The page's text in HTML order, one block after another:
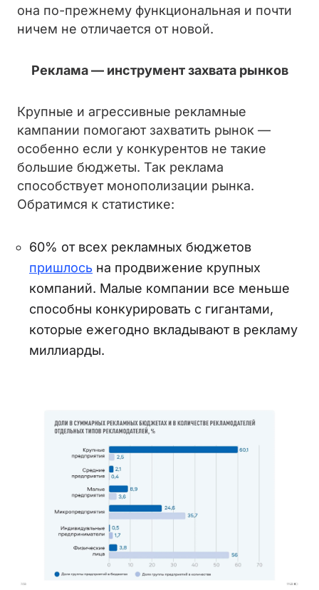
она по-прежнему функциональная и почти
ничем не отличается от новой.
Реклама — инструмент захвата рынков
Крупные и агрессивные рекламные
кампании помогают захватить рынок —
особенно если у конкурентов не такие
большие бюджеты. Так реклама
способствует монополизации рынка.
Обратимся к статистике:
60% от всех рекламных бюджетов
пришлось на продвижение крупных
компаний. Малые компании все меньше
способны конкурировать с гигантами,
которые ежегодно вкладывают в рекламу
миллиарды.